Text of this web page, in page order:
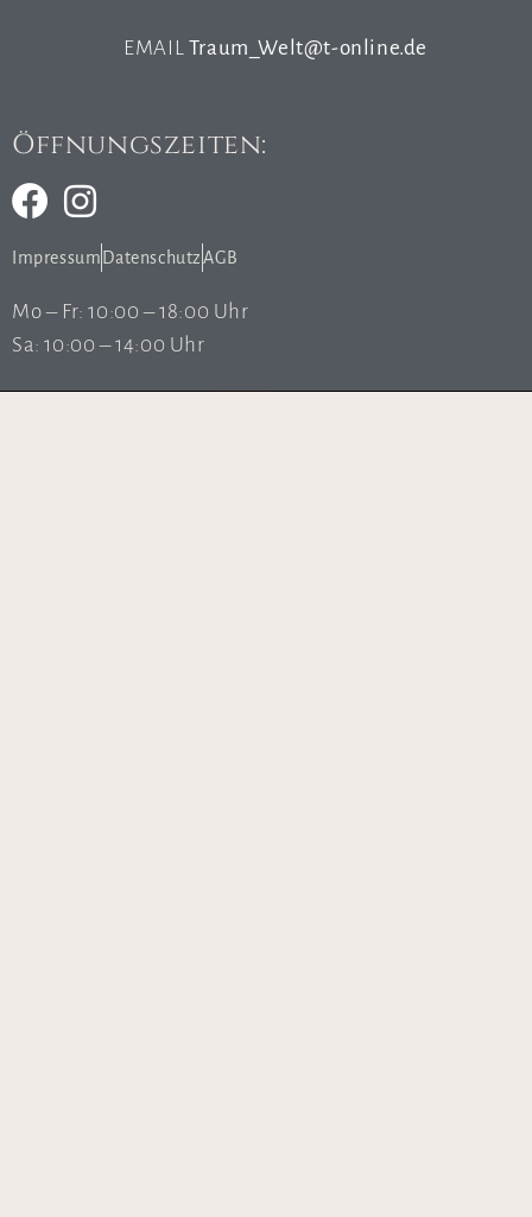
EMAIL Traum_Welt@t-online.de
Öffnungszeiten:
Impressum DatenschutzAGB
Mo – Fr: 10:00 – 18:00 Uhr
Sa: 10:00 – 14:00 Uhr